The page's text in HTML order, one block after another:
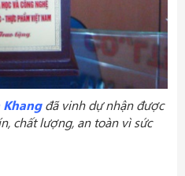
đã vinh dự nhận được
chất lượng, an toàn vì sức